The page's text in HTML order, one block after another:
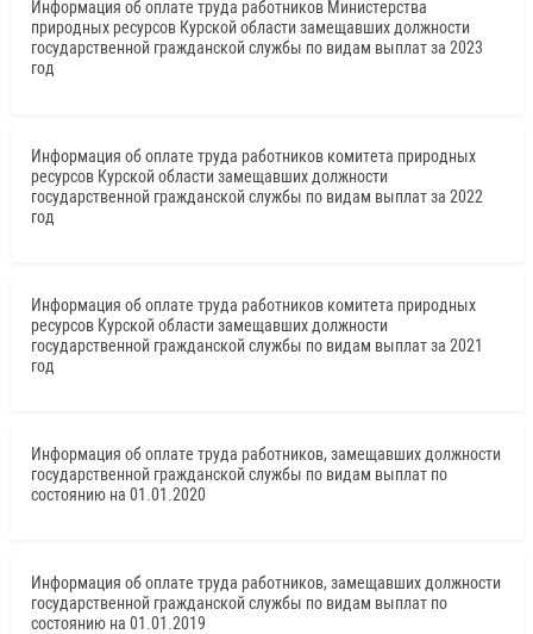
Информация об оплате труда работников Министерства
природных ресурсов Курской области замещавших должности
государственной гражданской службы по видам выплат за 2023
год
Информация об оплате труда работников комитета природных
ресурсов Курской области замещавших должности
государственной гражданской службы по видам выплат за 2022
год
Информация об оплате труда работников комитета природных
ресурсов Курской области замещавших должности
государственной гражданской службы по видам выплат за 2021
год
Информация об оплате труда работников, замещавших должности
государственной гражданской службы по видам выплат по
состоянию на 01.01.2020
Информация об оплате труда работников, замещавших должности
государственной гражданской службы по видам выплат по
состоянию на 01.01.2019